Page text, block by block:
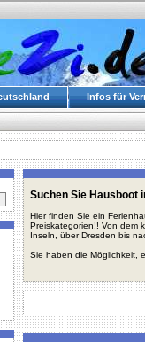
Infos für
Suchen Sie Hausboot
Hier finden Sie ein
Preiskategorien!! Von dem
Inseln, über Dresden bis
Sie haben die Möglichkeit,